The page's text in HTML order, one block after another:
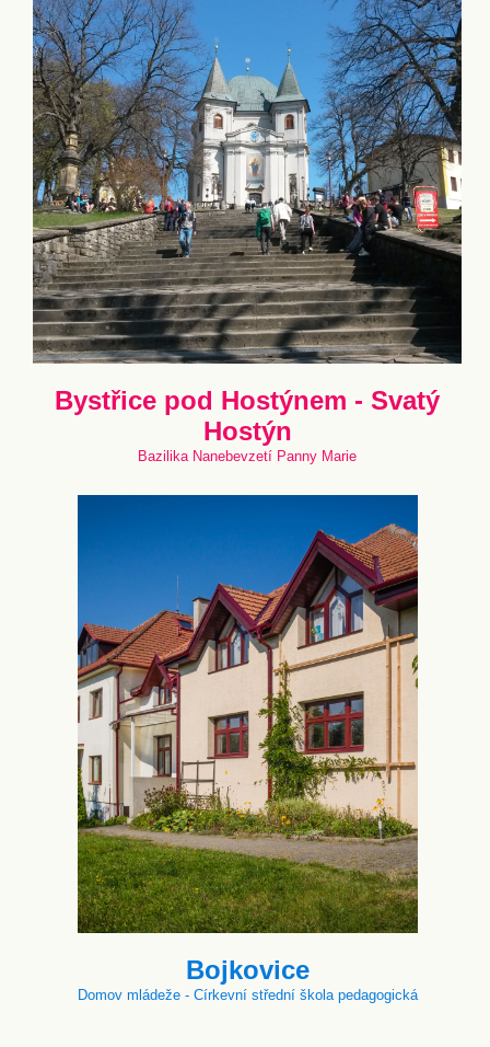
Bystřice pod Hostýnem - Svatý
Hostýn
Bazilika Nanebevzetí Panny Marie
Bojkovice
Domov mládeže - Církevní střední škola pedagogická